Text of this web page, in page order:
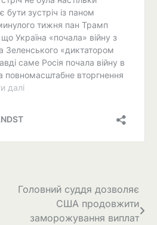
Головний суддя дозволяє
США продовжити
заморожування виплат